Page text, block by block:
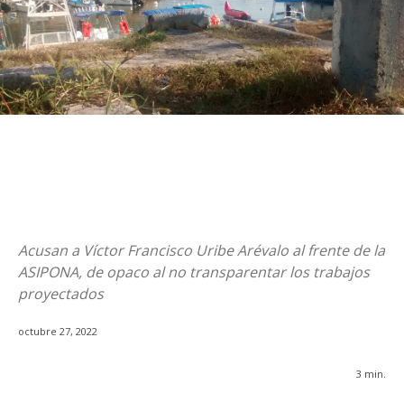
Acusan a Víctor Francisco Uribe Arévalo al frente de la
ASIPONA, de opaco al no transparentar los trabajos
proyectados
octubre 27, 2022
3 min.